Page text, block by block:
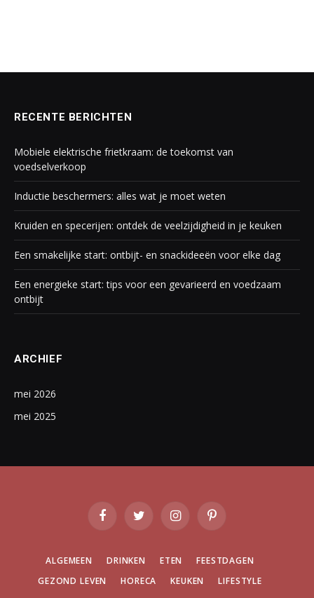
RECENTE BERICHTEN
Mobiele elektrische frietkraam: de toekomst van
voedselverkoop
Inductie beschermers: alles wat je moet weten
Kruiden en specerijen: ontdek de veelzijdigheid in je keuken
Een smakelijke start: ontbijt- en snackideeën voor elke dag
Een energieke start: tips voor een gevarieerd en voedzaam
ontbijt
ARCHIEF
mei 2026
mei 2025
FacebookTwitter InstagramPinterest
ALGEMEEN DRINKEN ETEN
FEESTDAGEN
GEZOND LEVEN
HORECA KEUKEN
LIFESTYLE